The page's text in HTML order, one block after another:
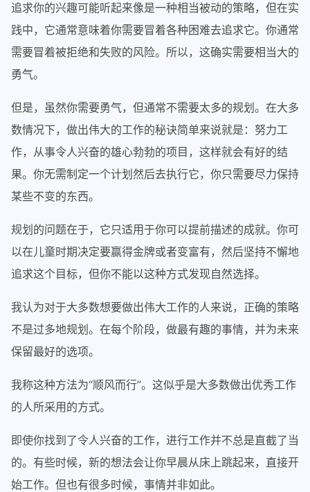
追求你的兴趣可能听起来像是一种相当被动的策略，但在实
践中，它通常意味着你需要冒着各种困难去追求它。你通常
需要冒着被拒绝和失败的风险。所以，这确实需要相当大的
勇气。
但是，虽然你需要勇气，但通常不需要太多的规划。在大多
数情况下，做出伟大的工作的秘诀简单来说就是：努力工
作，从事令人兴奋的雄心勃勃的项目，这样就会有好的结
果。你无需制定一个计划然后去执行它，你只需要尽力保持
某些不变的东西。
规划的问题在于，它只适用于你可以提前描述的成就。你可
以在儿童时期决定要赢得金牌或者变富有，然后坚持不懈地
追求这个目标，但你不能以这种方式发现自然选择。
我认为对于大多数想要做出伟大工作的人来说，正确的策略
不是过多地规划。在每个阶段，做最有趣的事情，并为未来
保留最好的选项。
我称这种方法为“顺风而行”。这似乎是大多数做出优秀工作
的人所采用的方式。
即使你找到了令人兴奋的工作，进行工作并不总是直截了当
的。有些时候，新的想法会让你早晨从床上跳起来，直接开
始工作。但也有很多时候，事情并非如此。